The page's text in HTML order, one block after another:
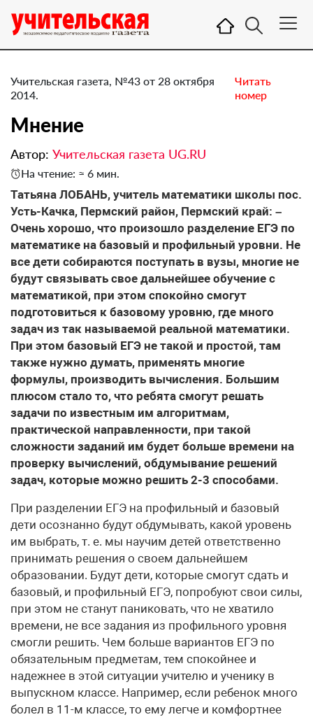
Учительская газета, №43 от 28 октября
2014.
Читать
номер
Мнение
Автор: Учительская газета UG.RU
На чтение: ≈ 6 мин.
​Татьяна ЛОБАНЬ, учитель математики школы пос.
Усть-Качка, Пермский район, Пермский край: –
Очень хорошо, что произошло разделение ЕГЭ по
математике на базовый и профильный уровни. Не
все дети собираются поступать в вузы, многие не
будут связывать свое дальнейшее обучение с
математикой, при этом спокойно смогут
подготовиться к базовому уровню, где много
задач из так называемой реальной математики.
При этом базовый ЕГЭ не такой и простой, там
также нужно думать, применять многие
формулы, производить вычисления. Большим
плюсом стало то, что ребята смогут решать
задачи по известным им алгоритмам,
практической направленности, при такой
сложности заданий им будет больше времени на
проверку вычислений, обдумывание решений
задач, которые можно решить 2-3 способами.
При разделении ЕГЭ на профильный и базовый
дети осознанно будут обдумывать, какой уровень
им выбрать, т. е. мы научим детей ответственно
принимать решения о своем дальнейшем
образовании. Будут дети, которые смогут сдать и
базовый, и профильный ЕГЭ, попробуют свои силы,
при этом не станут паниковать, что не хватило
времени, не все задания из профильного уровня
смогли решить. Чем больше вариантов ЕГЭ по
обязательным предметам, тем спокойнее и
надежнее в этой ситуации учителю и ученику в
выпускном классе. Например, если ребенок много
болел в 11-м классе, то ему легче и комфортнее